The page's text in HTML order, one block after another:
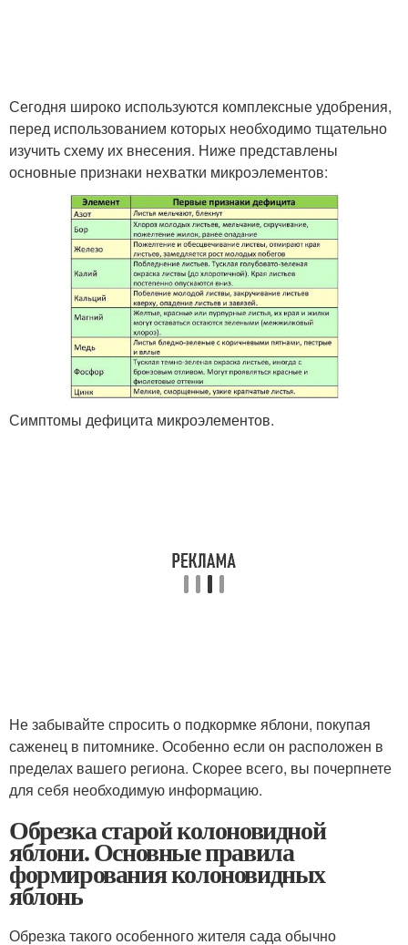
Сегодня широко используются комплексные удобрения,
перед использованием которых необходимо тщательно
изучить схему их внесения. Ниже представлены
основные признаки нехватки микроэлементов:
Симптомы дефицита микроэлементов.
Не забывайте спросить о подкормке яблони, покупая
саженец в питомнике. Особенно если он расположен в
пределах вашего региона. Скорее всего, вы почерпнете
для себя необходимую информацию.
Обрезка старой колоновидной
яблони. Основные правила
формирования колоновидных
яблонь
Обрезка такого особенного жителя сада обычно